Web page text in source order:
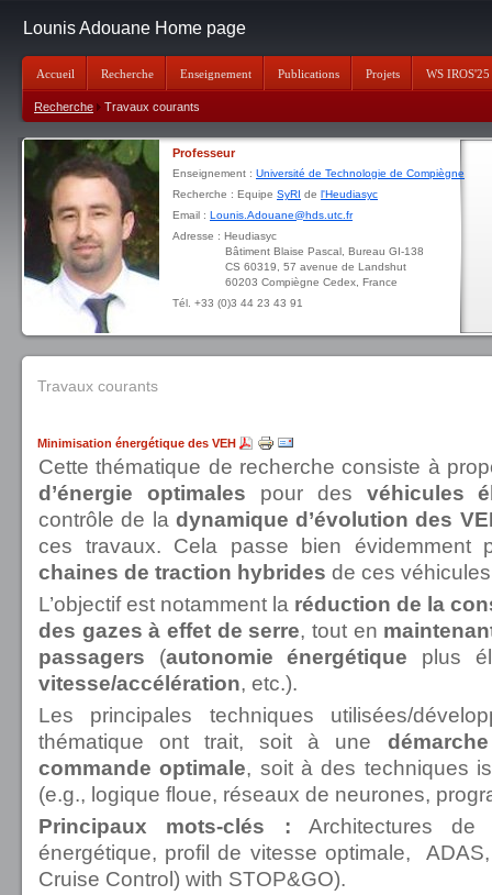
Accueil Recherche Enseignement Publications Projets WS IROS'25
Recherche Travaux courants
Lounis Adouane Home page
Professeur
Enseignement : Université de Technologie de Compiègne
Recherche : Equipe SyRI de l'Heudiasyc
Email : Lounis.Adouane@hds.utc.fr
Adresse : Heudiasyc
Bâtiment Blaise Pascal, Bureau GI-138
CS 60319, 57 avenue de Landshut
60203 Compiègne Cedex, France
Tél. +33 (0)3 44 23 43 91
Travaux courants
Minimisation énergétique des VEH
Cette thématique de recherche consiste à
d’énergie optimales pour des véhicules
contrôle de la dynamique d’évolution des
ces travaux. Cela passe bien
chaines de traction hybrides de ces
L’objectif est notamment la réduction de la
des gazes à effet de serre, tout en
passagers (autonomie énergétique plus
vitesse/accélération, etc.).
Les principales techniques utilisées/
thématique ont trait, soit à une
commande optimale, soit à des techniques
(e.g., logique floue, réseaux de neurones,
Principaux mots-clés : Architectures de
énergétique, profil de vitesse optimale,
Cruise Control) with STOP&GO).